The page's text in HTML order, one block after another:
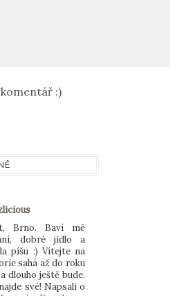
:)
Brno. Baví mě
dobré jídlo a
píšu :) Vítejte na
sahá až do roku
dlouho ještě bude.
své! Napsali o